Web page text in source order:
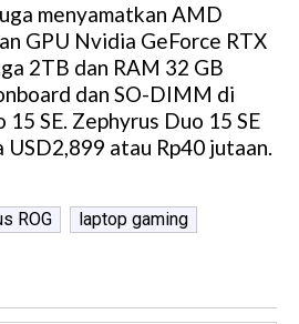
menyamatkan AMD
GPU Nvidia GeForce RTX
2TB dan RAM 32 GB
dan SO-DIMM di
15 SE. Zephyrus Duo 15 SE
USD2,899 atau Rp40 jutaan.
ROG laptop gaming